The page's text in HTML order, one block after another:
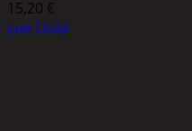
15,20 €
Lue Lisää